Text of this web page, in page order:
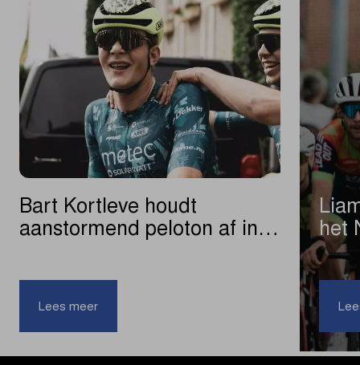
Bart Kortleve houdt
aanstormend peloton af in
Lees meer
aanstormend
het